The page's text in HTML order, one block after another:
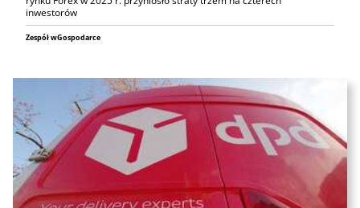
inwestorów
Zespół wGospodarce